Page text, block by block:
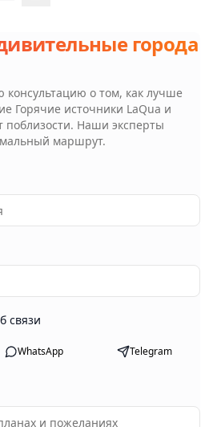
города
консультацию о том, как лучше
Горячие источники LaQua и
поблизости. Наши эксперты
маршрут.
связи
WhatsApp Telegram